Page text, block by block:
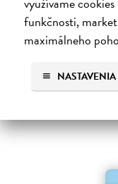
funkčnosti,
maximálneho
NASTAVENIA
budúcnosti Matrix je
vyjadrenie každého
Na stiahnutie
9,79 €